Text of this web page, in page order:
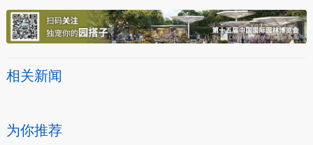
相关新闻
为你推荐